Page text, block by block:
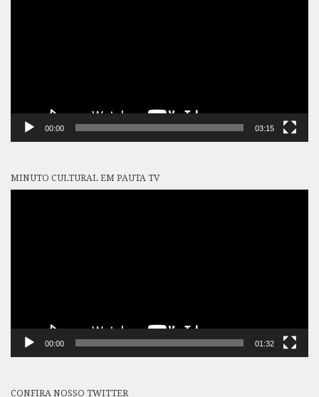
00:00 03:15
MINUTO CULTURAL EM PAUTA TV
00:00 01:32
CONFIRA NOSSO TWITTER